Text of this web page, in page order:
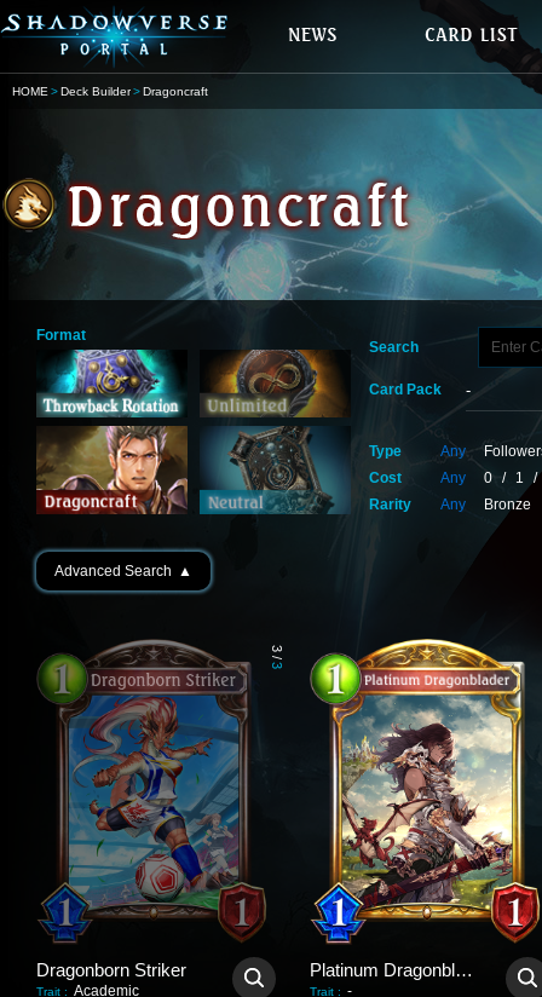
HOME Deck Builder Dragoncraft
Format
Search
Card Pack
Type Any
Cost
Any 0 / 1
/
Rarity
Any Bronze
Advanced Search ▲
3
/
3
Dragonborn Striker
Trait : Academic
Platinum Dragonblader
Trait : -